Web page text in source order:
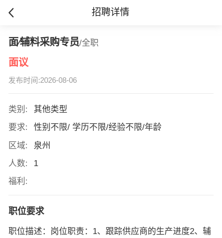
招聘详情
面∕辅料采购专员/全职
面议
发布时间:2026-08-06
类别:
其他类型
要求:
性别不限/ 学历不限/经验不限/年龄
区域:
泉州
人数:
1
福利:
职位要求
职位描述：岗位职责：1、跟踪供应商的生产进度2、辅